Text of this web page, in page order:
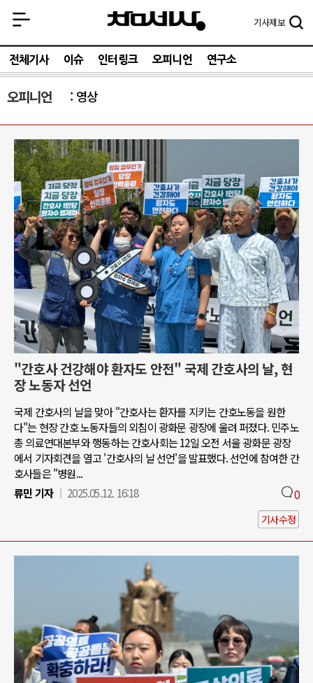
기사제보
전체기사 이슈 인터링크 오피니언 연구소
오피니언 영상
"간호사 건강해야 환자도 안전" 국제 간호사의 날, 현
장 노동자 선언
국제 간호사의 날을 맞아 "간호사는 환자를 지키는 간호노동을 원한
다"는 현장 간호 노동자들의 외침이 광화문 광장에 울려 퍼졌다. 민주노
총 의료연대본부와 행동하는 간호사회는 12일 오전 서울 광화문 광장
에서 기자회견을 열고 '간호사의 날 선언'을 발표했다. 선언에 참여한 간
호사들은 "병원...
류민 기자
2025.05.12. 16:18 0
기사수정